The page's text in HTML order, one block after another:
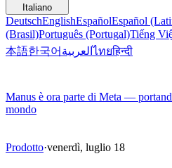
Italiano
DeutschEnglishEspañolEspañol
(Brasil)Português (Portugal)Tiếng
本語한국어 العربيةไทยहिन्दी
Manus è ora parte di Meta —
mondo
Prodotto·venerdì, luglio 18